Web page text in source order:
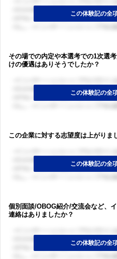
その場での内定や本選考での1次選
けの優遇はありそうでしたか？
この企業に対する志望度は上がりま
個別面談/OBOG紹介/交流会など、
連絡はありましたか？